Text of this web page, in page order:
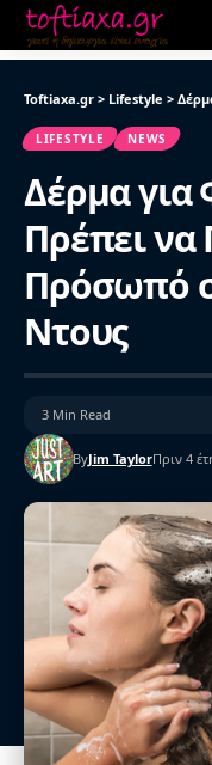
Toftiaxa.gr > Lifestyle > Δέρμα
LIFESTYLE NEWS
Δέρμα για
Πρέπει να
Πρόσωπό
Ντους
ByJim TaylorΠριν 4
3 Min Read